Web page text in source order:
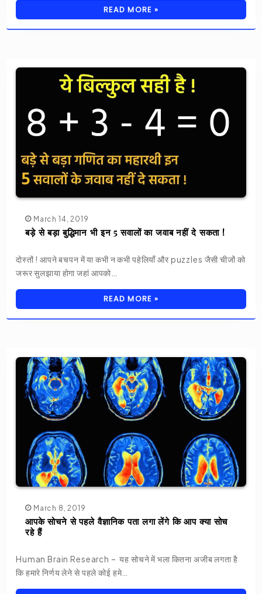
READ MORE »
March 14, 2019
बड़े से बड़ा बुद्धिमान भी इन 5 सवालों का जवाब नहीं दे सकता !
दोस्तों ! आपने बचपन में या कभी न कभी पहेलियाँ और puzzles जैसी चीजों को
जरूर सुलझाया होगा जहां आपको…
READ MORE »
March 8, 2019
आपके सोचने से पहले वैज्ञानिक पता लगा लेंगे कि आप क्या सोच
रहे हैं
Human Brain Research – यह सोचने में भला कितना अजीब लगता है
कि हमारे निर्णय लेने से पहले कोई हमे…